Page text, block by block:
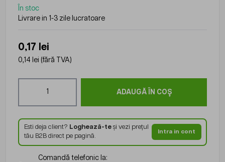
În stoc
Livrare in 1-3 zile lucratoare
0,17 lei
0,14 lei (fără TVA)
ADAUGĂ ÎN COȘ
Esti deja client? Loghează-teși vezi prețul
tău B2B direct pe pagină.
Intra in cont
Comandă telefonic la: